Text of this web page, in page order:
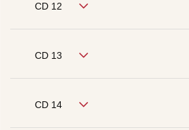
CD 12
CD 13
CD 14